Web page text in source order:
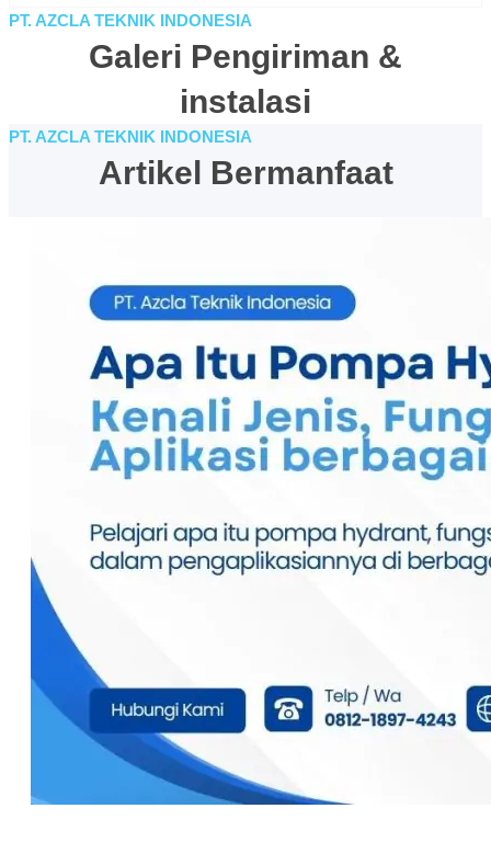
PT. AZCLA TEKNIK INDONESIA
Galeri Pengiriman &
instalasi
PT. AZCLA TEKNIK INDONESIA
Artikel Bermanfaat